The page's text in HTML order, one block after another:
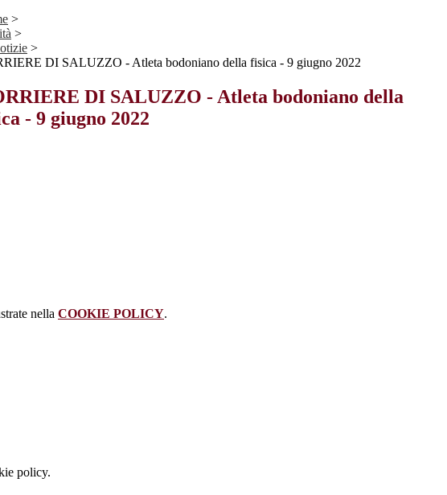
>
>
>
DI SALUZZO - Atleta bodoniano della fisica - 9 giugno 2022
DI SALUZZO - Atleta bodoniano della
- 9 giugno 2022
nella COOKIE POLICY.
policy.